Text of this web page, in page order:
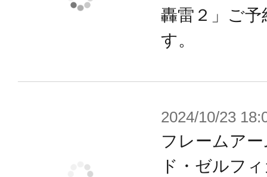
※本製品はお客様ご自身で組み立て
轟雷２」ご
す。
2024/10/23
フレームア
ド・ゼルフ